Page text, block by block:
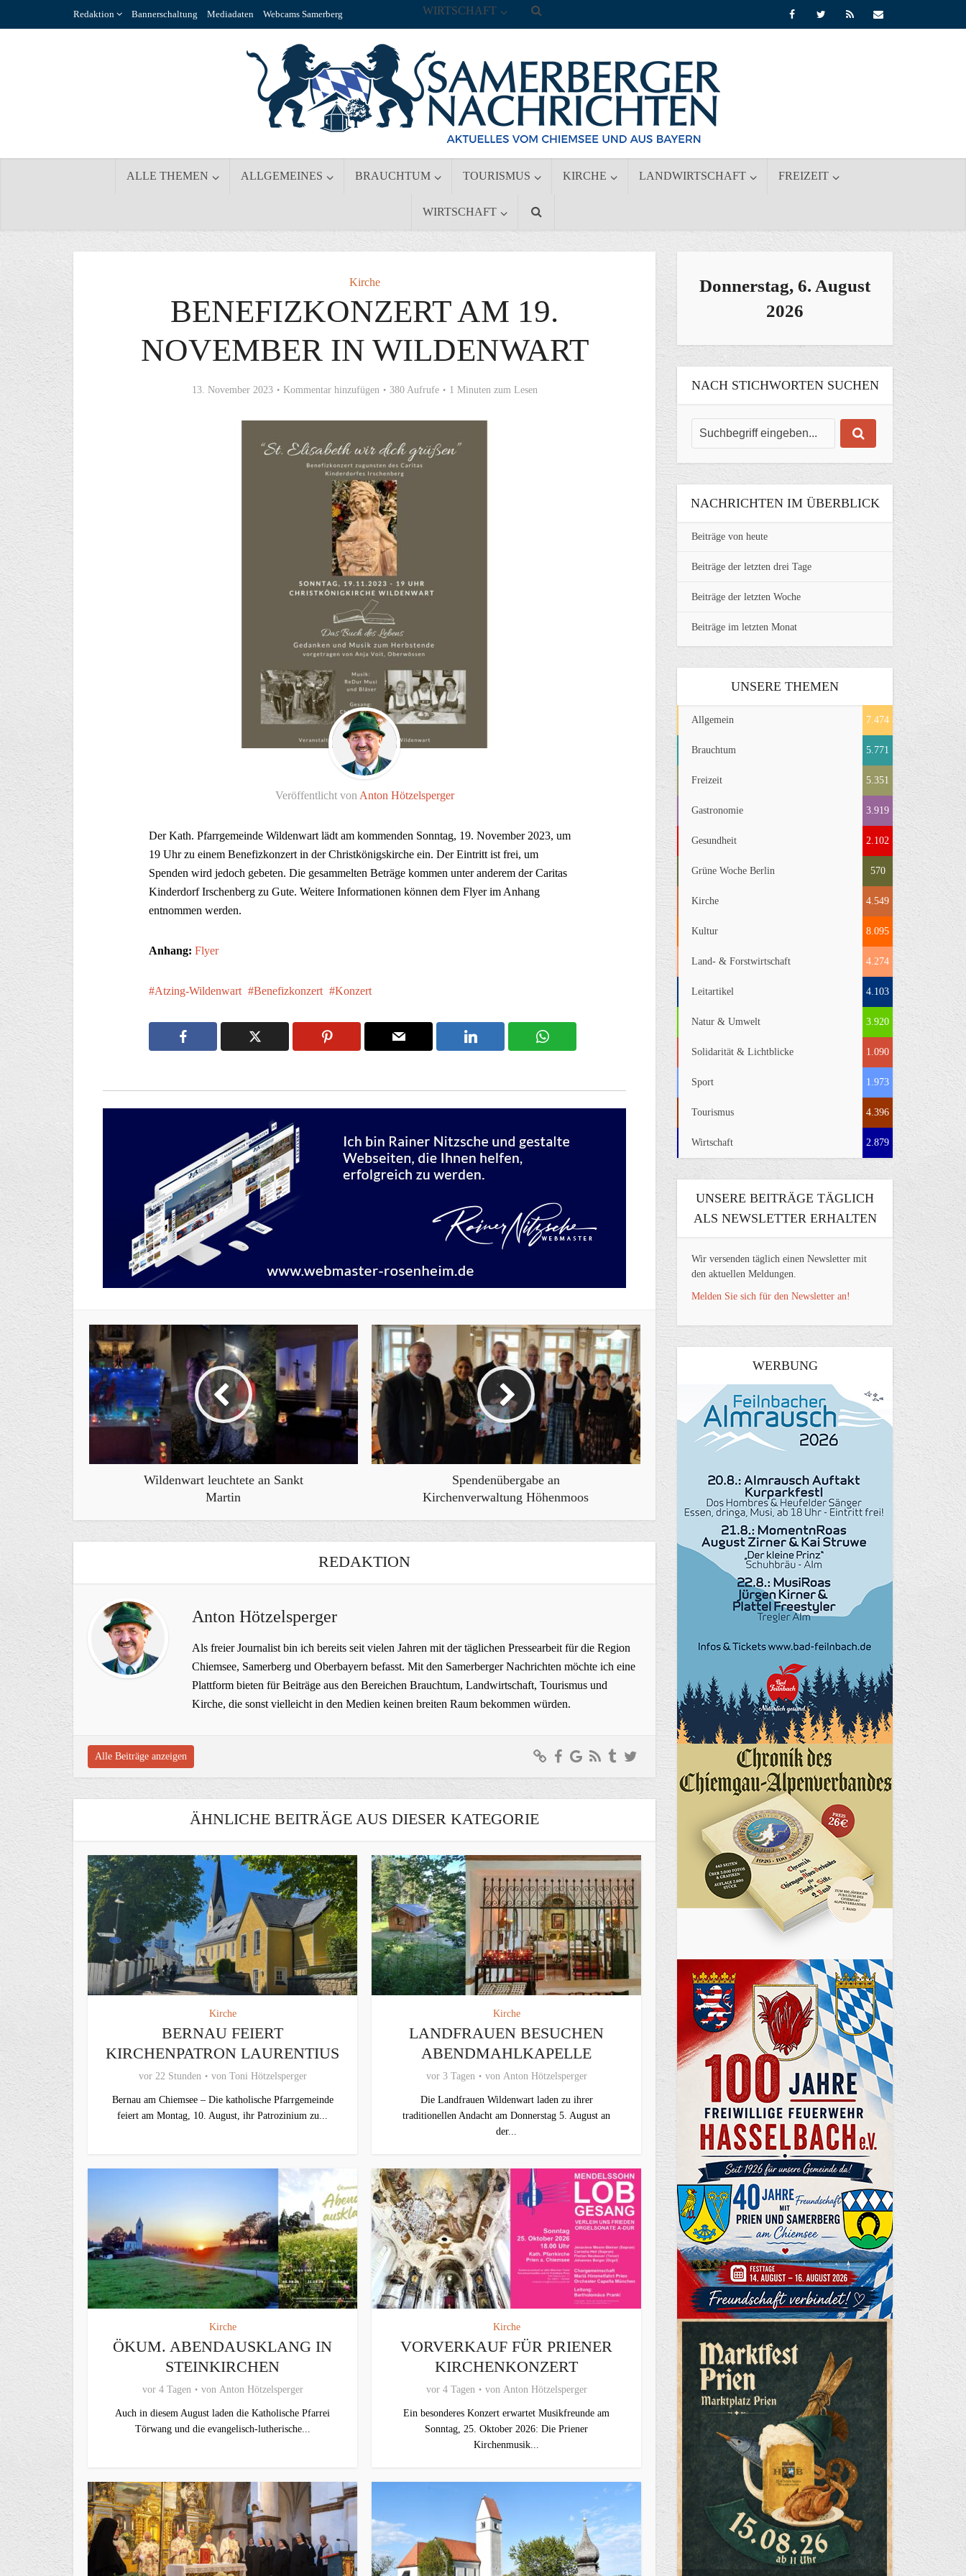
Redaktion Bannerschaltung Mediadaten Webcams Samerberg
ALLE THEMEN ALLGEMEINES BRAUCHTUM TOURISMUS KIRCHE LANDWIRTSCHAFT FREIZEIT
WIRTSCHAFT
WIRTSCHAFT
Kirche
BENEFIZKONZERT AM 19.
NOVEMBER IN WILDENWART
13. November 2023 Kommentar hinzufügen 380 Aufrufe 1 Minuten zum Lesen
Veröffentlicht von Anton Hötzelsperger
Der Kath. Pfarrgemeinde Wildenwart lädt am kommenden Sonntag, 19. November 2023, um
19 Uhr zu einem Benefizkonzert in der Christkönigskirche ein. Der Eintritt ist frei, um
Spenden wird jedoch gebeten. Die gesammelten Beträge kommen unter anderem der Caritas
Kinderdorf Irschenberg zu Gute. Weitere Informationen können dem Flyer im Anhang
entnommen werden.
Anhang: Flyer
Atzing-Wildenwart Benefizkonzert Konzert
Wildenwart leuchtete an Sankt
Martin
Spendenübergabe an
Kirchenverwaltung Höhenmoos
REDAKTION
Anton Hötzelsperger
Als freier Journalist bin ich bereits seit vielen Jahren mit der täglichen Pressearbeit für die Region
Chiemsee, Samerberg und Oberbayern befasst. Mit den Samerberger Nachrichten möchte ich eine
Plattform bieten für Beiträge aus den Bereichen Brauchtum, Landwirtschaft, Tourismus und
Kirche, die sonst vielleicht in den Medien keinen breiten Raum bekommen würden.
Alle Beiträge anzeigen
ÄHNLICHE BEITRÄGE AUS DIESER KATEGORIE
Kirche
BERNAU FEIERT
KIRCHENPATRON LAURENTIUS
vor 22 Stunden von Toni Hötzelsperger
Bernau am Chiemsee – Die katholische Pfarrgemeinde
feiert am Montag, 10. August, ihr Patrozinium zu...
Kirche
LANDFRAUEN BESUCHEN
ABENDMAHLKAPELLE
vor 3 Tagen von Anton Hötzelsperger
Die Landfrauen Wildenwart laden zu ihrer
traditionellen Andacht am Donnerstag 5. August an
der...
Kirche
ÖKUM. ABENDAUSKLANG IN
STEINKIRCHEN
vor 4 Tagen von Anton Hötzelsperger
Auch in diesem August laden die Katholische Pfarrei
Törwang und die evangelisch‑lutherische...
Kirche
VORVERKAUF FÜR PRIENER
KIRCHENKONZERT
vor 4 Tagen von Anton Hötzelsperger
Ein besonderes Konzert erwartet Musikfreunde am
Sonntag, 25. Oktober 2026: Die Priener
Kirchenmusik...
Donnerstag, 6. August
2026
NACH STICHWORTEN SUCHEN
NACHRICHTEN IM ÜBERBLICK
Beiträge von heute
Beiträge der letzten drei Tage
Beiträge der letzten Woche
Beiträge im letzten Monat
UNSERE THEMEN
Allgemein 7.474
Brauchtum 5.771
Freizeit 5.351
Gastronomie 3.919
Gesundheit 2.102
Grüne Woche Berlin 570
Kirche 4.549
Kultur 8.095
Land- & Forstwirtschaft 4.274
Leitartikel 4.103
Natur & Umwelt 3.920
Solidarität & Lichtblicke 1.090
Sport 1.973
Tourismus 4.396
Wirtschaft 2.879
UNSERE BEITRÄGE TÄGLICH
ALS NEWSLETTER ERHALTEN
Wir versenden täglich einen Newsletter mit
den aktuellen Meldungen.
Melden Sie sich für den Newsletter an!
WERBUNG